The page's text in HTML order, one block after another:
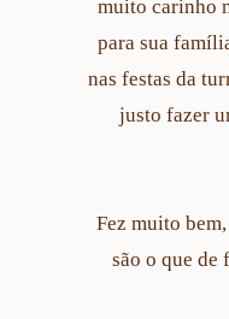
muito carinho
para sua
nas festas da
justo fazer
Fez muito
são o que de